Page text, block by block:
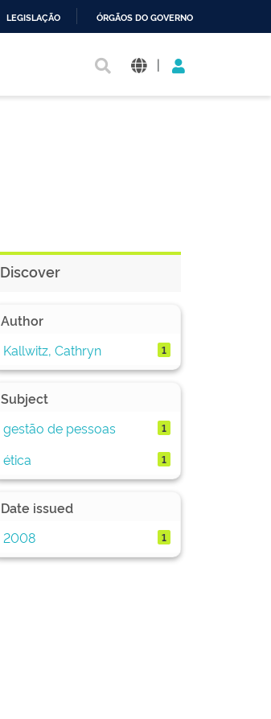
LEGISLAÇÃO ÓRGÃOS DO GOVERNO
|
Discover
Author
Kallwitz, Cathryn
1
Subject
gestão de pessoas
1
ética 1
Date issued
2008
1